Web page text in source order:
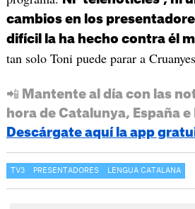
cambios en los
difícil la ha hecho contra él
tan solo Toni puede parar a
📲 Mantente al día con las
hora de Catalunya, España
Descárgate aquí la app
TV3 PRESENTADORES LENGUA CATALANA